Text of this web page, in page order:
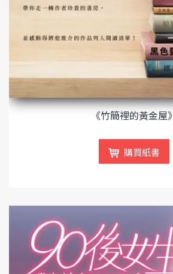
《竹簡裡的黃金屋》
購買紙書